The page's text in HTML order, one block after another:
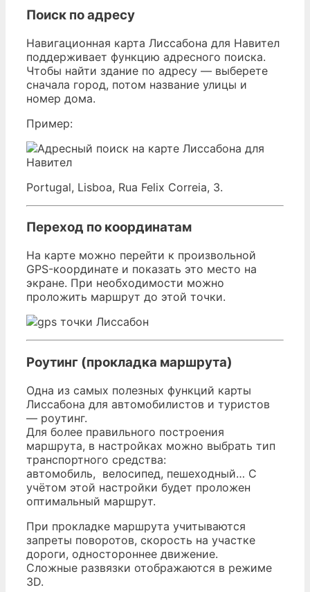
Поиск по адресу
Навигационная карта Лиссабона для Навител
поддерживает функцию адресного поиска.
Чтобы найти здание по адресу — выберете
сначала город, потом название улицы и
номер дома.
Пример:
Portugal, Lisboa, Rua Felix Correia, 3.
Переход по координатам
На карте можно перейти к произвольной
GPS-координате и показать это место на
экране. При необходимости можно
проложить маршрут до этой точки.
Роутинг (прокладка маршрута)
Одна из самых полезных функций карты
Лиссабона для автомобилистов и туристов
— роутинг.
Для более правильного построения
маршрута, в настройках можно выбрать тип
транспортного средства:
автомобиль, велосипед, пешеходный… С
учётом этой настройки будет проложен
оптимальный маршрут.
При прокладке маршрута учитываются
запреты поворотов, скорость на участке
дороги, одностороннее движение.
Сложные развязки отображаются в режиме
3D.